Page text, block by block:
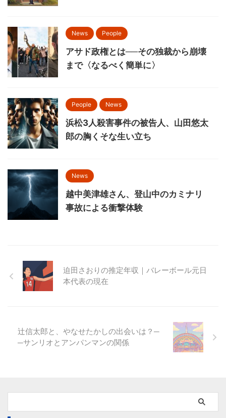
News People
アサド政権とは──その独裁から崩壊
まで〈なるべく簡単に〉
People News
浜松3人殺害事件の被告人、山田悠太
郎の胸くそな生い立ち
News
越中美津雄さん、登山中のカミナリ
事故による衝撃体験
迫田さおりの推定年収｜バレーボール元日
本代表の現在
辻信太郎と、やなせたかしの出会いは？─
─サンリオとアンパンマンの関係